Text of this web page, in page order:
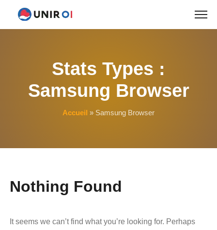
Stats Types :
Samsung Browser
Accueil » Samsung Browser
Nothing Found
It seems we can’t find what you’re looking for. Perhaps